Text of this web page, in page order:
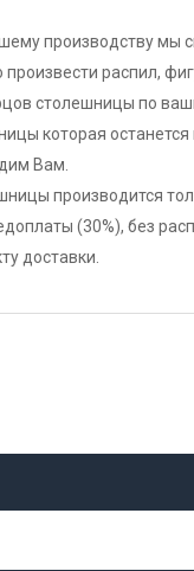
производству мы
произвести распил,
столешницы по
которая останется
Вам.
производится
(30%), без
доставки.